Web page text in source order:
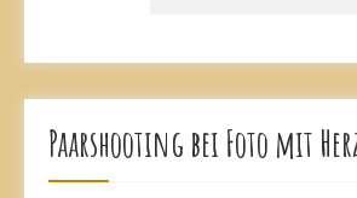
Paarshooting bei Foto mit